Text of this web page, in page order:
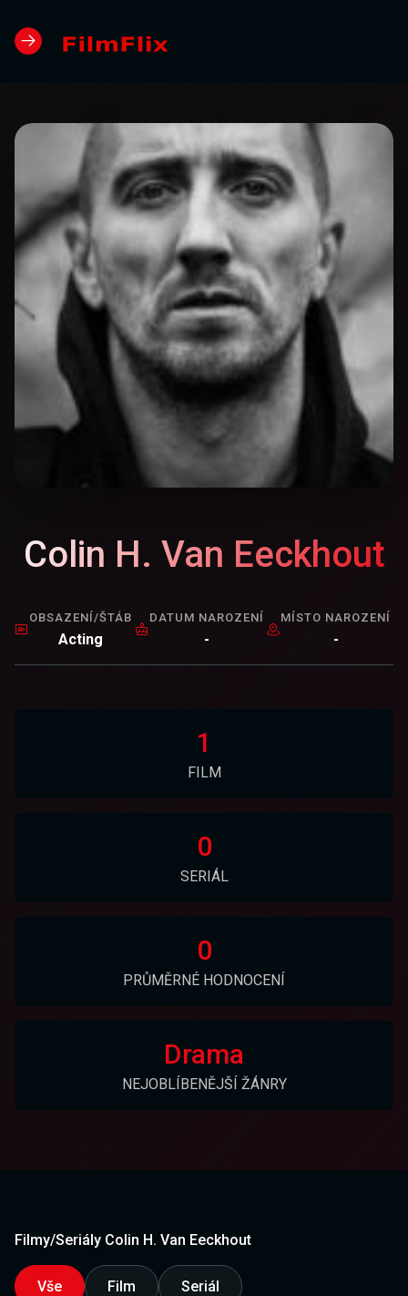
Colin H. Van Eeckhout
OBSAZENÍ/ŠTÁB
Acting
DATUM NAROZENÍ
-
MÍSTO NAROZENÍ
-
1
FILM
0
SERIÁL
0
PRŮMĚRNÉ HODNOCENÍ
Drama
NEJOBLÍBENĚJŠÍ ŽÁNRY
Filmy/Seriály Colin H. Van Eeckhout
Vše Film Seriál